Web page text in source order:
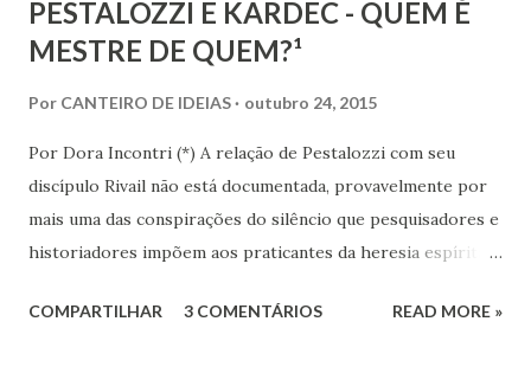
PESTALOZZI E KARDEC - QUEM É
MESTRE DE QUEM?¹
Por CANTEIRO DE IDEIAS outubro 24, 2015
Por Dora Incontri (*) A relação de Pestalozzi com seu
discípulo Rivail não está documentada, provavelmente por
mais uma das conspirações do silêncio que pesquisadores e
historiadores impõem aos praticantes da heresia espírita
de Pestalozzi a amigos, familiares, discípulos, reis,
COMPARTILHAR 3 COMENTÁRIOS READ MORE »